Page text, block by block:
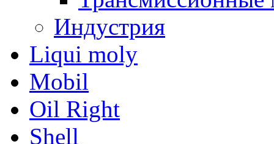
Индустрия
Liqui moly
Mobil
Oil Right
Shell